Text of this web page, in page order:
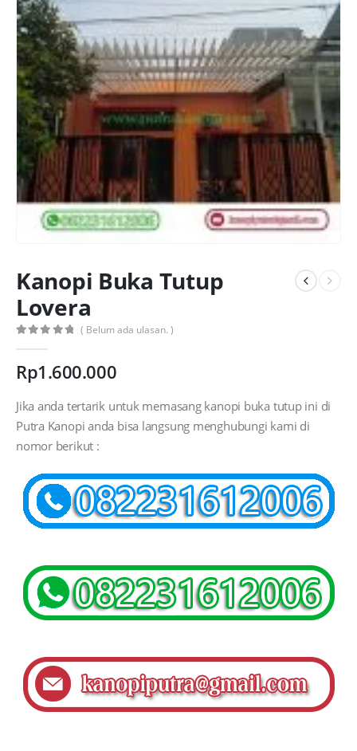
Kanopi Buka Tutup
Lovera
( Belum ada ulasan. )
Rp1.600.000
Jika anda tertarik untuk memasang kanopi buka tutup ini di
Putra Kanopi anda bisa langsung menghubungi kami di
nomor berikut :